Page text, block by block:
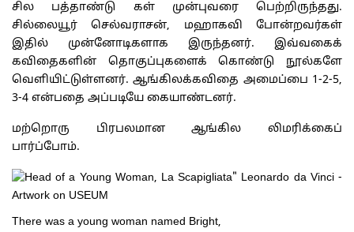
சில பத்தாண்டு கள் முன்புவரை பெற்றிருந்தது.
சில்லையூர் செல்வராசன், மஹாகவி போன்றவர்கள்
இதில் முன்னோடிகளாக இருந்தனர். இவ்வகைக்
கவிதைகளின் தொகுப்புகளைக் கொண்டு நூல்களே
வெளியிட்டுள்ளனர். ஆங்கிலக்கவிதை அமைப்பை 1-2-5,
3-4 என்பதை அப்படியே கையாண்டனர்.
மற்றொரு பிரபலமான ஆங்கில லிமரிக்கைப்
பார்ப்போம்.
There was a young woman named Bright,